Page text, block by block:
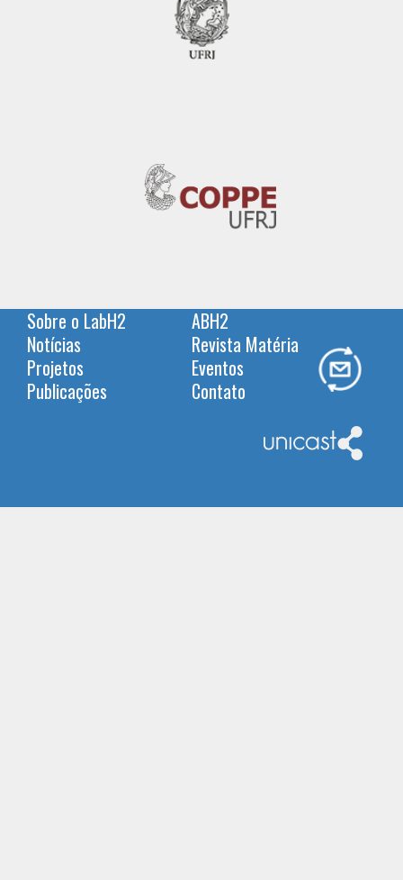
Sobre o LabH2
Notícias
Projetos
Publicações
ABH2
Revista Matéria
Eventos
Contato